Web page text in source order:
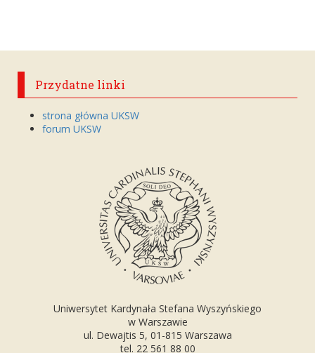
Przydatne linki
strona główna UKSW
forum UKSW
Uniwersytet Kardynała Stefana Wyszyńskiego
w Warszawie
ul. Dewajtis 5, 01-815 Warszawa
tel. 22 561 88 00